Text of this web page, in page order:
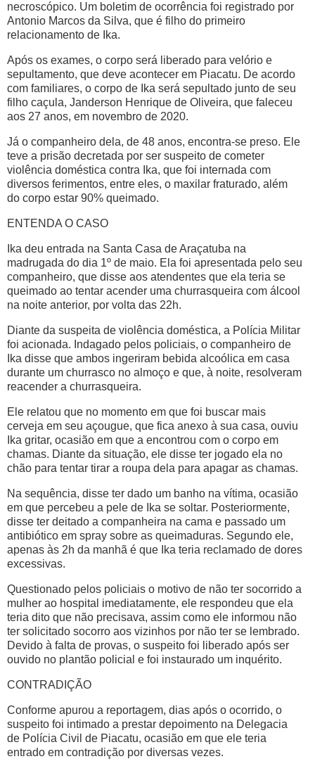
necroscópico. Um boletim de ocorrência foi registrado por
Antonio Marcos da Silva, que é filho do primeiro
relacionamento de Ika.
Após os exames, o corpo será liberado para velório e
sepultamento, que deve acontecer em Piacatu. De acordo
com familiares, o corpo de Ika será sepultado junto de seu
filho caçula, Janderson Henrique de Oliveira, que faleceu
aos 27 anos, em novembro de 2020.
Já o companheiro dela, de 48 anos, encontra-se preso. Ele
teve a prisão decretada por ser suspeito de cometer
violência doméstica contra Ika, que foi internada com
diversos ferimentos, entre eles, o maxilar fraturado, além
do corpo estar 90% queimado.
ENTENDA O CASO
Ika deu entrada na Santa Casa de Araçatuba na
madrugada do dia 1º de maio. Ela foi apresentada pelo seu
companheiro, que disse aos atendentes que ela teria se
queimado ao tentar acender uma churrasqueira com álcool
na noite anterior, por volta das 22h.
Diante da suspeita de violência doméstica, a Polícia Militar
foi acionada. Indagado pelos policiais, o companheiro de
Ika disse que ambos ingeriram bebida alcoólica em casa
durante um churrasco no almoço e que, à noite, resolveram
reacender a churrasqueira.
Ele relatou que no momento em que foi buscar mais
cerveja em seu açougue, que fica anexo à sua casa, ouviu
Ika gritar, ocasião em que a encontrou com o corpo em
chamas. Diante da situação, ele disse ter jogado ela no
chão para tentar tirar a roupa dela para apagar as chamas.
Na sequência, disse ter dado um banho na vítima, ocasião
em que percebeu a pele de Ika se soltar. Posteriormente,
disse ter deitado a companheira na cama e passado um
antibiótico em spray sobre as queimaduras. Segundo ele,
apenas às 2h da manhã é que Ika teria reclamado de dores
excessivas.
Questionado pelos policiais o motivo de não ter socorrido a
mulher ao hospital imediatamente, ele respondeu que ela
teria dito que não precisava, assim como ele informou não
ter solicitado socorro aos vizinhos por não ter se lembrado.
Devido à falta de provas, o suspeito foi liberado após ser
ouvido no plantão policial e foi instaurado um inquérito.
CONTRADIÇÃO
Conforme apurou a reportagem, dias após o ocorrido, o
suspeito foi intimado a prestar depoimento na Delegacia
de Polícia Civil de Piacatu, ocasião em que ele teria
entrado em contradição por diversas vezes.